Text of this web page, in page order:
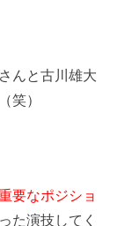
んと古川雄大
笑）
要なポジショ
た演技してく